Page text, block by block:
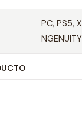
PC, PS5,
NGENUITY